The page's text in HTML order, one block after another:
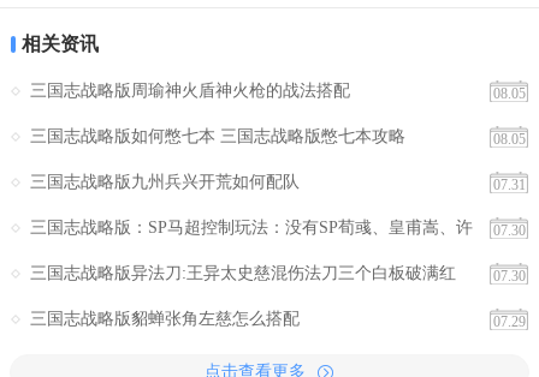
相关资讯
08.05
三国志战略版周瑜神火盾神火枪的战法搭配
08.05
三国志战略版如何憋七本 三国志战略版憋七本攻略
07.31
三国志战略版九州兵兴开荒如何配队
07.30
三国志战略版：SP马超控制玩法：没有SP荀彧、皇甫嵩、许
07.30
三国志战略版异法刀:王异太史慈混伤法刀三个白板破满红
07.29
三国志战略版貂蝉张角左慈怎么搭配
点击查看更多